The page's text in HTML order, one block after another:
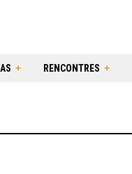
RENCONTRES